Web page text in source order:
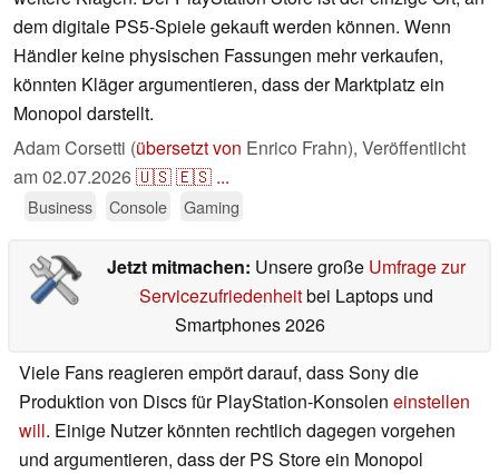
dem digitale PS5-Spiele gekauft werden können. Wenn
Händler keine physischen Fassungen mehr verkaufen,
könnten Kläger argumentieren, dass der Marktplatz ein
Monopol darstellt.
Adam Corsetti (übersetzt von Enrico Frahn), Veröffentlicht
am02.07.2026🇺🇸🇪🇸 ...
Business Console Gaming
Jetzt mitmachen: Unsere große Umfrage zur
Servicezufriedenheitbei Laptops und
Smartphones 2026
Viele Fans reagieren empört darauf, dass Sony die
Produktion von Discs für PlayStation-Konsolen einstellen
will. Einige Nutzer könnten rechtlich dagegen vorgehen
und argumentieren, dass der PS Store ein Monopol